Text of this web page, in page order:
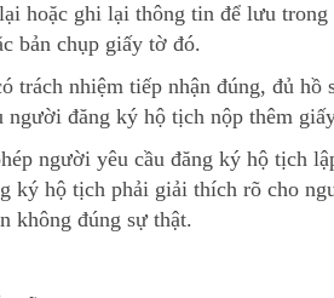
hoặc ghi lại thông tin để lưu
bản chụp giấy tờ đó.
trách nhiệm tiếp nhận đúng, đủ
người đăng ký hộ tịch nộp thêm
người yêu cầu đăng ký hộ tịch
ký hộ tịch phải giải thích rõ cho
không đúng sự thật.